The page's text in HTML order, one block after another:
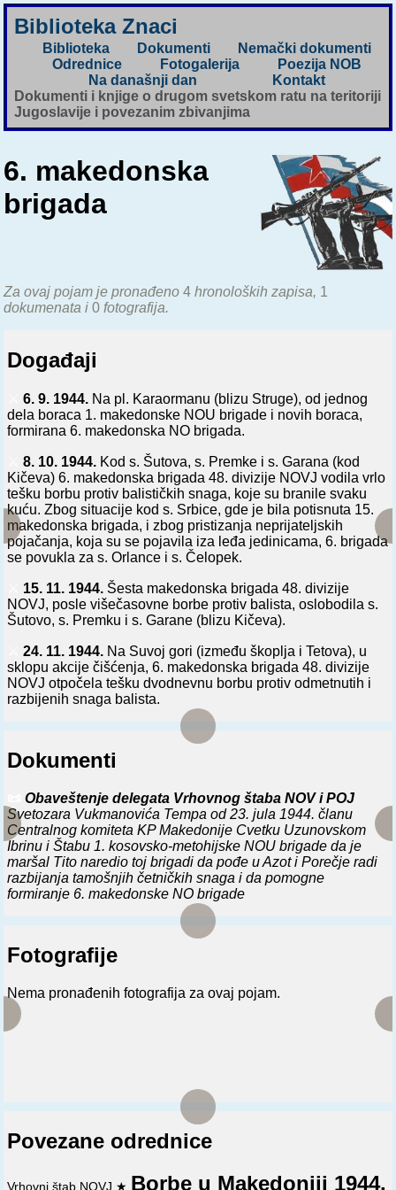
Biblioteka Znaci
Biblioteka Dokumenti
Nemački dokumenti
Odrednice
Fotogalerija
Poezija NOB
Na današnji dan
Kontakt
Dokumenti i knjige o drugom svetskom ratu na teritoriji
Jugoslavije i povezanim zbivanjima
6. makedonska
brigada
Za ovaj pojam je pronađeno4 hronoloških zapisa, 1
dokumenata i0 fotografija.
Događaji
6. 9. 1944. Na pl. Karaormanu (blizu Struge), od jednog
dela boraca 1. makedonske NOU brigade i novih boraca,
formirana 6. makedonska NO brigada.
8. 10. 1944. Kod s. Šutova, s. Premke i s. Garana (kod
Kičeva) 6. makedonska brigada 48. divizije NOVJ vodila vrlo
tešku borbu protiv balističkih snaga, koje su branile svaku
kuću. Zbog situacije kod s. Srbice, gde je bila potisnuta 15.
makedonska brigada, i zbog pristizanja neprijateljskih
pojačanja, koja su se pojavila iza leđa jedinicama, 6. brigada
se povukla za s. Orlance i s. Čelopek.
15. 11. 1944. Šesta makedonska brigada 48. divizije
NOVJ, posle višečasovne borbe protiv balista, oslobodila s.
Šutovo, s. Premku i s. Garane (blizu Kičeva).
24. 11. 1944. Na Suvoj gori (između škoplja i Tetova), u
sklopu akcije čišćenja, 6. makedonska brigada 48. divizije
NOVJ otpočela tešku dvodnevnu borbu protiv odmetnutih i
razbijenih snaga balista.
Dokumenti
Obaveštenje delegata Vrhovnog štaba NOV i POJ
Svetozara Vukmanovića Tempa od 23. jula 1944. članu
Centralnog komiteta KP Makedonije Cvetku Uzunovskom
Ibrinu i Štabu 1. kosovsko-metohijske NOU brigade da je
maršal Tito naredio toj brigadi da pođe u Azot i Porečje radi
razbijanja tamošnjih četničkih snaga i da pomogne
formiranje 6. makedonske NO brigade
Fotografije
Nema pronađenih fotografija za ovaj pojam.
Povezane odrednice
Vrhovni štab NOVJ ★ Borbe u Makedoniji 1944.